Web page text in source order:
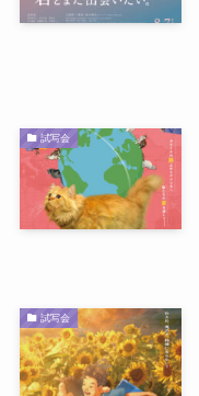
試写会
試写会